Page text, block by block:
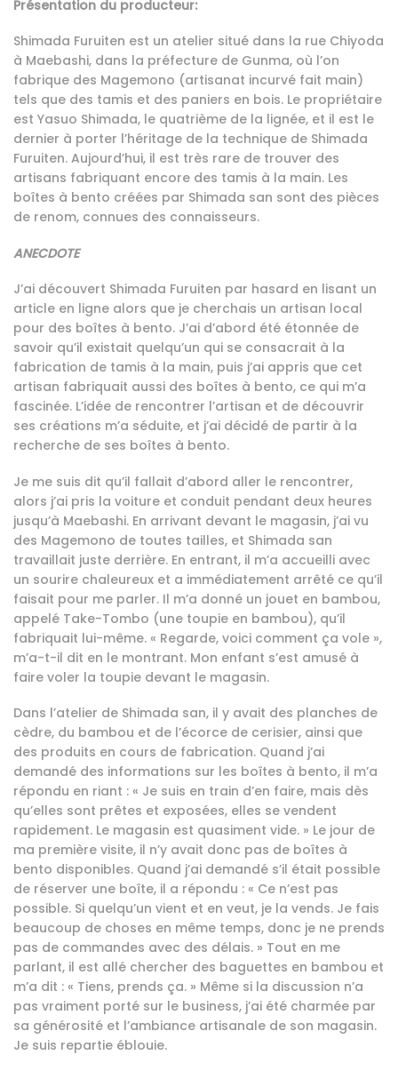
Présentation du producteur:
Shimada Furuiten est un atelier situé dans la rue Chiyoda
à Maebashi, dans la préfecture de Gunma, où l’on
fabrique des Magemono (artisanat incurvé fait main)
tels que des tamis et des paniers en bois. Le propriétaire
est Yasuo Shimada, le quatrième de la lignée, et il est le
dernier à porter l’héritage de la technique de Shimada
Furuiten. Aujourd’hui, il est très rare de trouver des
artisans fabriquant encore des tamis à la main. Les
boîtes à bento créées par Shimada san sont des pièces
de renom, connues des connaisseurs.
ANECDOTE
J’ai découvert Shimada Furuiten par hasard en lisant un
article en ligne alors que je cherchais un artisan local
pour des boîtes à bento. J’ai d’abord été étonnée de
savoir qu’il existait quelqu’un qui se consacrait à la
fabrication de tamis à la main, puis j’ai appris que cet
artisan fabriquait aussi des boîtes à bento, ce qui m’a
fascinée. L’idée de rencontrer l’artisan et de découvrir
ses créations m’a séduite, et j’ai décidé de partir à la
recherche de ses boîtes à bento.
Je me suis dit qu’il fallait d’abord aller le rencontrer,
alors j’ai pris la voiture et conduit pendant deux heures
jusqu’à Maebashi. En arrivant devant le magasin, j’ai vu
des Magemono de toutes tailles, et Shimada san
travaillait juste derrière. En entrant, il m’a accueilli avec
un sourire chaleureux et a immédiatement arrêté ce qu’il
faisait pour me parler. Il m’a donné un jouet en bambou,
appelé Take-Tombo (une toupie en bambou), qu’il
fabriquait lui-même. « Regarde, voici comment ça vole »,
m’a-t-il dit en le montrant. Mon enfant s’est amusé à
faire voler la toupie devant le magasin.
Dans l’atelier de Shimada san, il y avait des planches de
cèdre, du bambou et de l’écorce de cerisier, ainsi que
des produits en cours de fabrication. Quand j’ai
demandé des informations sur les boîtes à bento, il m’a
répondu en riant : « Je suis en train d’en faire, mais dès
qu’elles sont prêtes et exposées, elles se vendent
rapidement. Le magasin est quasiment vide. » Le jour de
ma première visite, il n’y avait donc pas de boîtes à
bento disponibles. Quand j’ai demandé s’il était possible
de réserver une boîte, il a répondu : « Ce n’est pas
possible. Si quelqu’un vient et en veut, je la vends. Je fais
beaucoup de choses en même temps, donc je ne prends
pas de commandes avec des délais. » Tout en me
parlant, il est allé chercher des baguettes en bambou et
m’a dit : « Tiens, prends ça. » Même si la discussion n’a
pas vraiment porté sur le business, j’ai été charmée par
sa générosité et l’ambiance artisanale de son magasin.
Je suis repartie éblouie.